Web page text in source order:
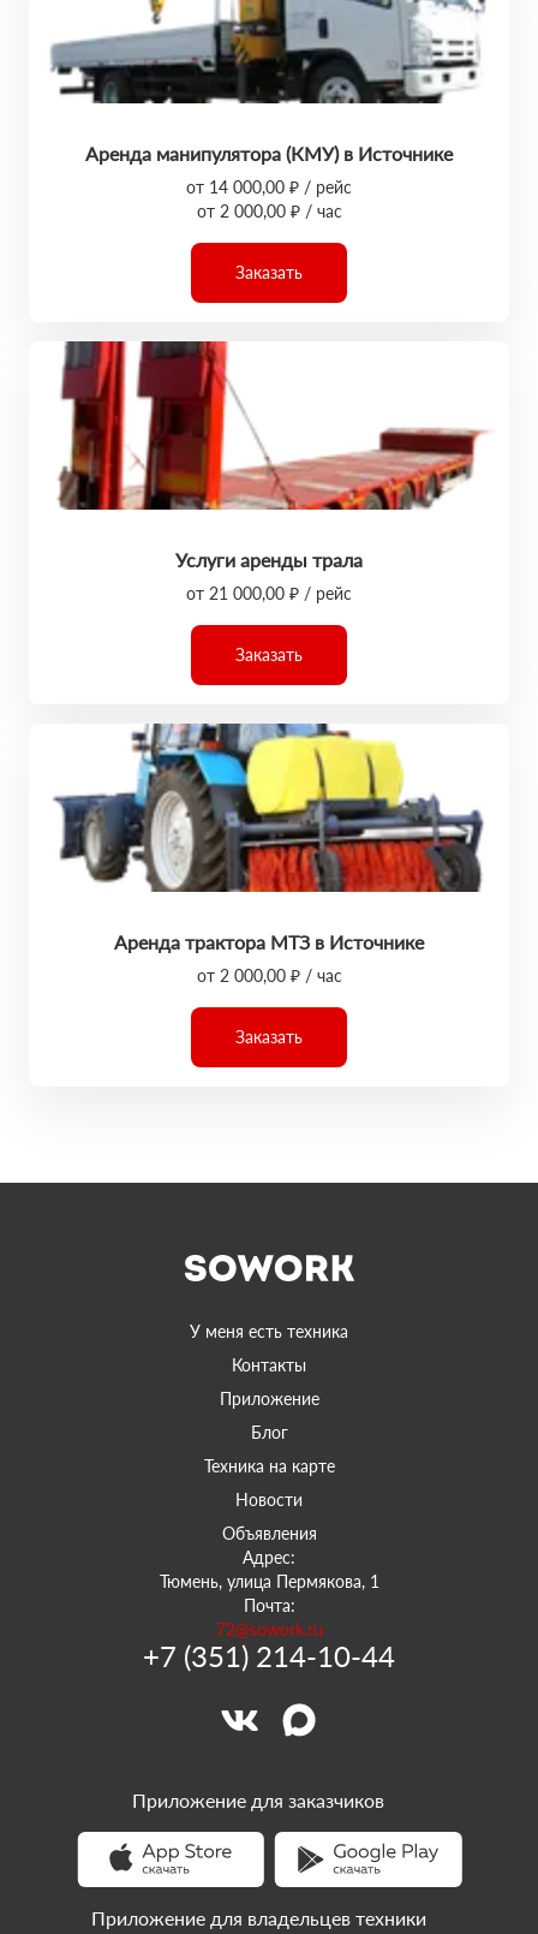
Аренда манипулятора (КМУ) в Источнике
от 14 000,00 ₽ / рейс
от 2 000,00 ₽ / час
Заказать
Услуги аренды трала
от 21 000,00 ₽ / рейс
Заказать
Аренда трактора МТЗ в Источнике
от 2 000,00 ₽ / час
Заказать
У меня есть техника
Контакты
Приложение
Блог
Техника на карте
Новости
Объявления
Адрес:
Тюмень, улица Пермякова, 1
Почта:
72@sowork.ru
+7 (351) 214-10-44
Приложение для заказчиков
Приложение для владельцев техники